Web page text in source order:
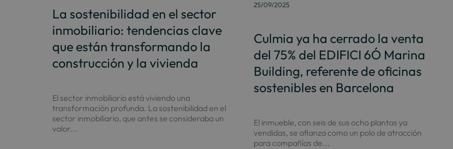
La sostenibilidad en el sector
inmobiliario: tendencias clave
que están transformando la
construcción y la vivienda
El sector inmobiliario está viviendo una
transformación profunda. La sostenibilidad en el
sector inmobiliario, que antes se consideraba un
valor...
25/09/2025
Culmia ya ha cerrado la venta
del 75% del EDIFICI 6Ó Marina
Building, referente de oficinas
sostenibles en Barcelona
El inmueble, con seis de sus ocho plantas ya
vendidas, se afianza como un polo de atracción
para compañías de...